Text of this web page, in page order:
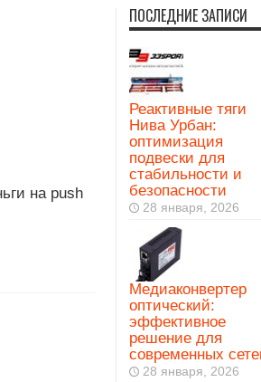
на push
ПОСЛЕДНИЕ ЗАПИСИ
Реактивные тяги
Нива Урбан:
оптимизация
подвески для
стабильности и
безопасности
28 января, 2026
Медиаконвертер
оптический:
эффективное
решение для
современных
28 января, 2026